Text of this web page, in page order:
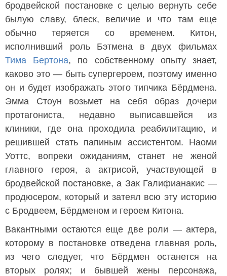
бродвейской постановке с целью вернуть себе
былую славу, блеск, величие и что там еще
обычно теряется со временем. Китон,
исполнивший роль Бэтмена в двух фильмах
Тима Бертона, по собственному опыту знает,
каково это — быть супергероем, поэтому именно
он и будет изображать этого типчика Бёрдмена.
Эмма Стоун возьмет на себя образ дочери
протагониста, недавно выписавшейся из
клиники, где она проходила реабилитацию, и
решившей стать папиным ассистентом. Наоми
Уоттс, вопреки ожиданиям, станет не женой
главного героя, а актрисой, участвующей в
бродвейской постановке, а Зак Галифианакис —
продюсером, который и затеял всю эту историю
с Бродвеем, Бёрдменом и героем Китона.
Вакантными остаются еще две роли — актера,
которому в постановке отведена главная роль,
из чего следует, что Бёрдмен останется на
вторых ролях; и бывшей жены персонажа,